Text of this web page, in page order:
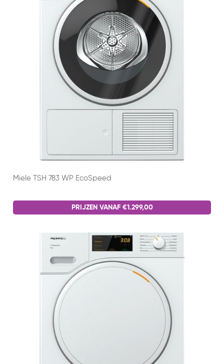
Miele TSH 783 WP EcoSpeed
PRIJZEN VANAF €1.299,00